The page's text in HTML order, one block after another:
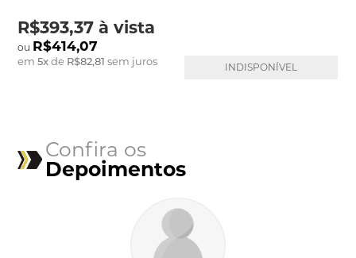
R$393,37 à vista
R$414,07
em5xde R$82,81 sem juros INDISPONÍVEL
Confira os
Depoimentos